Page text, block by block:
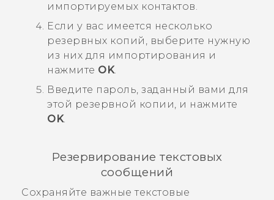
импортируемых контактов.
Если у вас имеется несколько
резервных копий, выберите нужную
из них для импортирования и
нажмите OK.
Введите пароль, заданный вами для
этой резервной копии, и нажмите
OK.
Резервирование текстовых
сообщений
Сохраняйте важные текстовые